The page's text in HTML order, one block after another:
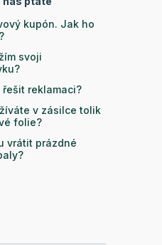
kupón. Jak ho
svoji
řešit reklamaci?
v zásilce tolik
folie?
vrátit prázdné